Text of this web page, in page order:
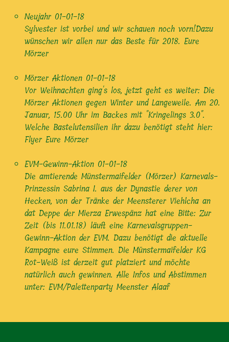
Neujahr 01-01-18
Sylvester ist vorbei und wir schauen noch vorn!Dazu
wünschen wir allen nur das Beste für 2018. Eure
Mörzer
Mörzer Aktionen 01-01-18
Vor Weihnachten ging's los, jetzt geht es weiter: Die
Mörzer Aktionen gegen Winter und Langeweile. Am 20.
Januar, 15.00 Uhr im Backes mit "Kringelings 3.0".
Welche Bastelutensilien ihr dazu benötigt steht hier:
Flyer Eure Mörzer
EVM-Gewinn-Aktion 01-01-18
Die amtierende Münstermaifelder (Mörzer) Karnevals-
Prinzessin Sabrina I. aus der Dynastie derer von
Hecken, von der Tränke der Meensterer Viehlcha an
dat Deppe der Mierza Erwespänz hat eine Bitte: Zur
Zeit (bis 11.01.18) läuft eine Karnevalsgruppen-
Gewinn-Aktion der EVM. Dazu benötigt die aktuelle
Kampagne eure Stimmen. Die Münstermaifelder KG
Rot-Weiß ist derzeit gut platziert und möchte
natürlich auch gewinnen. Alle Infos und Abstimmen
unter: EVM/Palettenparty Meenster Alaaf